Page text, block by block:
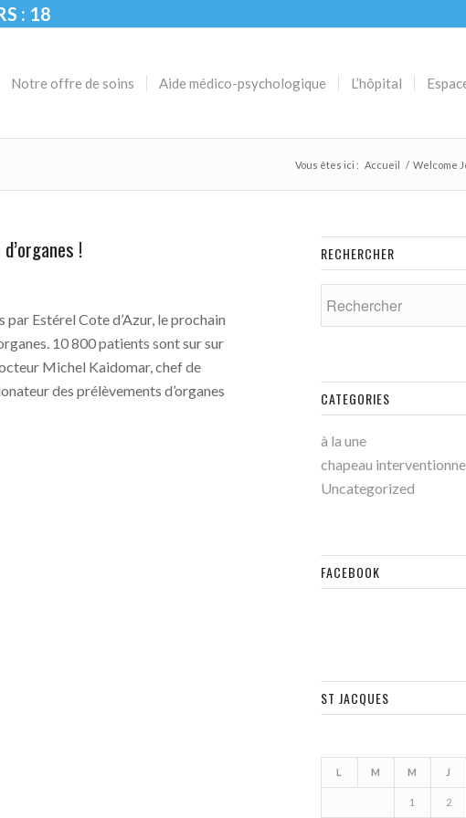
: 18
Notre offre de soins Aide médico-psychologique L’hôpital
Vous êtes ici : Accueil / Welcome
!
Estérel Cote d’Azur, le prochain
10 800 patients sont sur sur
Michel Kaidomar, chef de
des prélèvements d’organes
RECHERCHER
CATEGORIES
à la une
chapeau
Uncategorized
FACEBOOK
ST JACQUES
L M M J
1 2